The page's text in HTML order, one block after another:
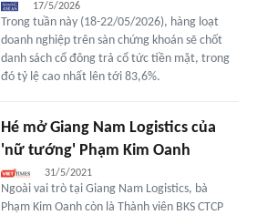
17/5/2026
Trong tuần này (18-22/05/2026), hàng loạt
doanh nghiệp trên sàn chứng khoán sẽ chốt
danh sách cổ đông trả cổ tức tiền mặt, trong
đó tỷ lệ cao nhất lên tới 83,6%.
Hé mở Giang Nam Logistics của
'nữ tướng' Phạm Kim Oanh
31/5/2021
Ngoài vai trò tại Giang Nam Logistics, bà
Phạm Kim Oanh còn là Thành viên BKS CTCP